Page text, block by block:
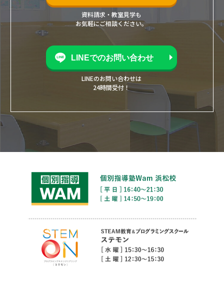
資料請求・教室見学も
お気軽にご相談ください。
LINEでのお問い合わせ
LINEのお問い合わせは
24時間受付！